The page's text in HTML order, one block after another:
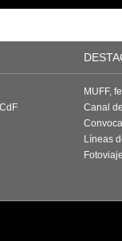
MUFF,
Canal
Líneas